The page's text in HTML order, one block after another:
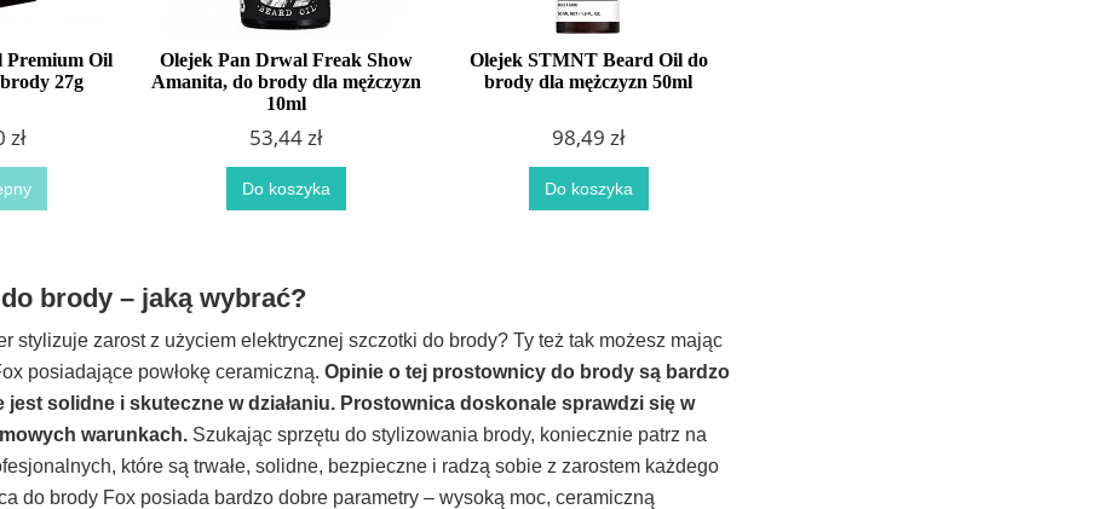
Premium Oil
27g
zł
Olejek Pan Drwal Freak Show
Amanita, do brody dla mężczyzn
10ml
53,44 zł
Do koszyka
Olejek STMNT Beard Oil do
brody dla mężczyzn 50ml
98,49 zł
Do koszyka
brody – jaką wybrać?
stylizuje zarost z użyciem elektrycznej szczotki do brody? Ty też tak możesz mając
posiadające powłokę ceramiczną. Opinie o tej prostownicy do brody są bardzo
jest solidne i skuteczne w działaniu. Prostownica doskonale sprawdzi się w
warunkach. Szukając sprzętu do stylizowania brody, koniecznie patrz na
które są trwałe, solidne, bezpieczne i radzą sobie z zarostem każdego
do brody Fox posiada bardzo dobre parametry – wysoką moc, ceramiczną